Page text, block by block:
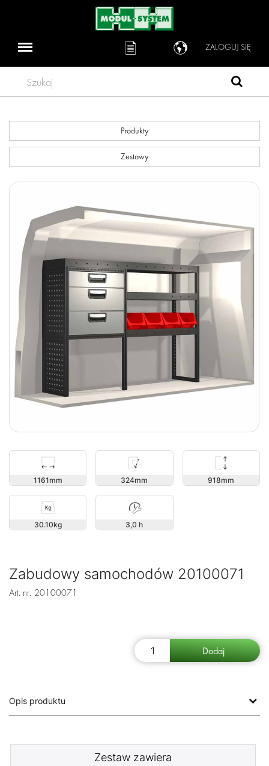
ZALOGUJ SIĘ
Szukaj
Produkty
Zestawy
1161 324 918
30.10 3,0 h
Zabudowy samochodów 20100071
Art. nr. 20100071
Opis produktu
Zestaw zawiera